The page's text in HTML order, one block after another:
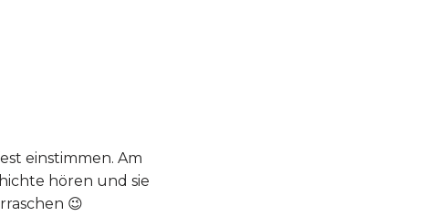
einstimmen. Am
hören und sie
😉